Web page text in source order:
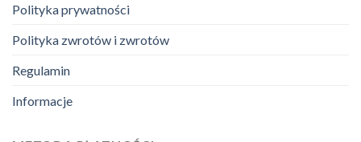
Polityka prywatności
Polityka zwrotów i zwrotów
Regulamin
Informacje